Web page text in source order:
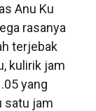
Anu Ku
rasanya
terjebak
kulirik jam
yang
satu jam